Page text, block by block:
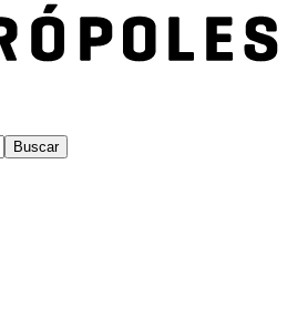
Buscar